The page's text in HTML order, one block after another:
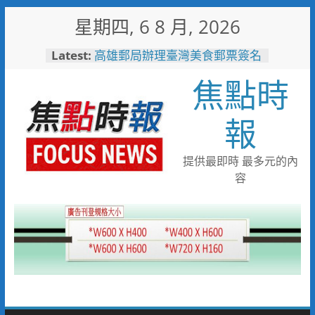
星期四, 6 8 月, 2026
Latest: 高雄郵局辦理臺灣美食郵票簽名
耐心勸導卸心防、同理溝通助團
聚 竹警二分局協助滯留在外男
子返家
助產業提升永續競爭力 低碳化
暨節能診斷方案說明會8/18花蓮
登場
黃偉哲推動下營都市新發展 第
十九期公設解編市地重劃說明會
業者自主通報苦茶油檢驗異常，
嘉義縣衛生局迅速啟動查核回收
機制
焦點時
報
提供最即時 最多元的內
容